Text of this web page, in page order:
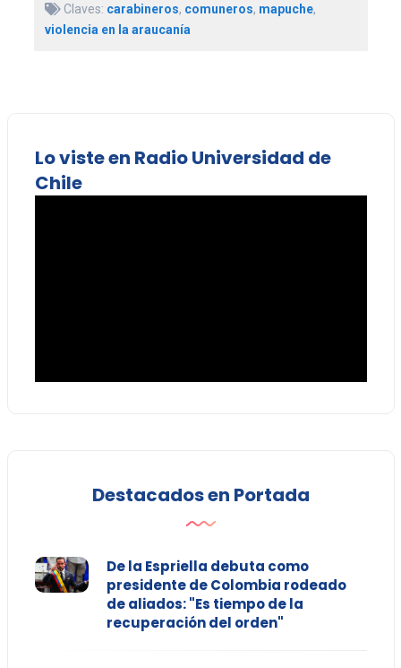
Claves: carabineros, comuneros, mapuche,
violencia en la araucanía
Lo viste en Radio Universidad de
Chile
Destacados en Portada
De la Espriella debuta como
presidente de Colombia rodeado
de aliados: "Es tiempo de la
recuperación del orden"